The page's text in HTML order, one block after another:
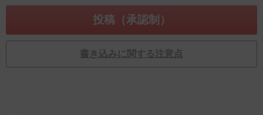
書き込みに関する注意点